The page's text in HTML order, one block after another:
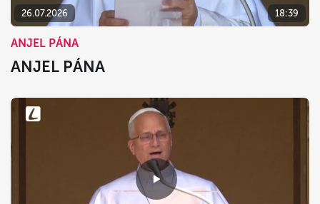
26.07.2026 18:39
ANJEL PÁNA
ANJEL PÁNA